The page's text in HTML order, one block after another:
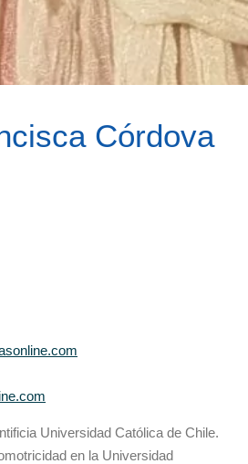
Córdova
Universidad Católica de Chile.
en la Universidad